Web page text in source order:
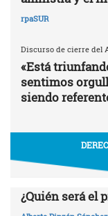
rpaSUR
Discurso de cierre del
«Está
sentimos
siendo
¿Quién será el